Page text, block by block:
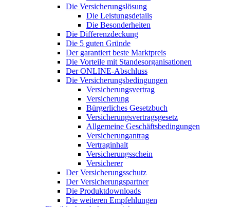
Die Versicherungslösung
Die Leistungsdetails
Die Besonderheiten
Die Differenzdeckung
Die 5 guten Gründe
Der garantiert beste Marktpreis
Die Vorteile mit Standesorganisationen
Der ONLINE-Abschluss
Die Versicherungsbedingungen
Versicherungsvertrag
Versicherung
Bürgerliches Gesetzbuch
Versicherungsvertragsgesetz
Allgemeine Geschäftsbedingungen
Versicherungantrag
Vertraginhalt
Versicherungsschein
Versicherer
Der Versicherungsschutz
Der Versicherungspartner
Die Produktdownloads
Die weiteren Empfehlungen